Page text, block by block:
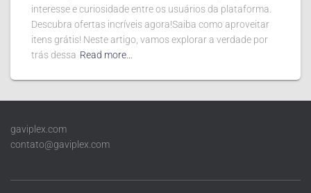
interesse e curiosidade entre os usuários da plataforma.
Descubra ofertas incríveis agora!Saiba como aproveitar
itens grátis! Neste artigo, vamos explorar a verdade por
trás dessa Read more…
gaviplex.com
contato@gaviplex.com